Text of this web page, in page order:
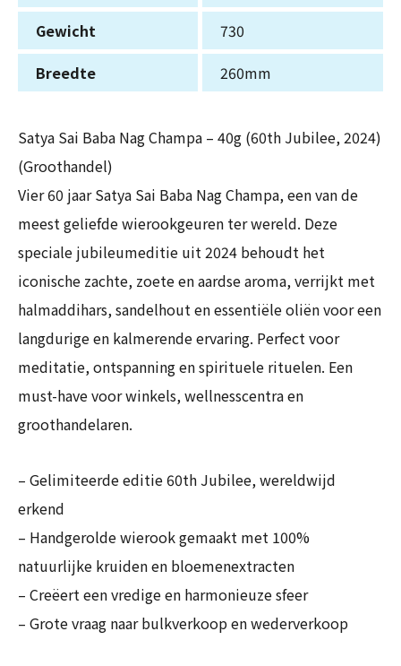
Gewicht
730
Breedte
260mm
Satya Sai Baba Nag Champa – 40g (60th Jubilee, 2024)
(Groothandel)
Vier 60 jaar Satya Sai Baba Nag Champa, een van de
meest geliefde wierookgeuren ter wereld. Deze
speciale jubileumeditie uit 2024 behoudt het
iconische zachte, zoete en aardse aroma, verrijkt met
halmaddihars, sandelhout en essentiële oliën voor een
langdurige en kalmerende ervaring. Perfect voor
meditatie, ontspanning en spirituele rituelen. Een
must-have voor winkels, wellnesscentra en
groothandelaren.
– Gelimiteerde editie 60th Jubilee, wereldwijd
erkend
– Handgerolde wierook gemaakt met 100%
natuurlijke kruiden en bloemenextracten
– Creëert een vredige en harmonieuze sfeer
– Grote vraag naar bulkverkoop en wederverkoop